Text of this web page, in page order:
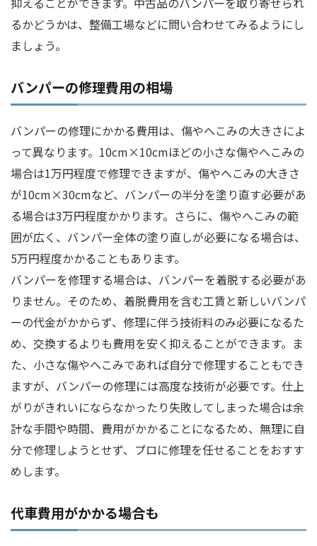
るかどうかは、整備工場などに問い合わせてみるようにし
ましょう。
バンパーの修理費用の相場
バンパーの修理にかかる費用は、傷やへこみの大きさによ
って異なります。10cm×10cmほどの小さな傷やへこみの
場合は1万円程度で修理できますが、傷やへこみの大きさ
が10cm×30cmなど、バンパーの半分を塗り直す必要があ
る場合は3万円程度かかります。さらに、傷やへこみの範
囲が広く、バンパー全体の塗り直しが必要になる場合は、
5万円程度かかることもあります。
バンパーを修理する場合は、バンパーを着脱する必要があ
りません。そのため、着脱費用を含む工賃と新しいバンパ
ーの代金がかからず、修理に伴う技術料のみ必要になるた
め、交換するよりも費用を安く抑えることができます。ま
た、小さな傷やへこみであれば自分で修理することもでき
ますが、バンパーの修理には高度な技術が必要です。仕上
がりがきれいにならなかったり失敗してしまった場合は余
計な手間や時間、費用がかかることになるため、無理に自
分で修理しようとせず、プロに修理を任せることをおすす
めします。
代車費用がかかる場合も